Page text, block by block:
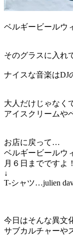
ベルギービールウ
そのグラスに入れ
ナイスな音楽はDJ
大人だけじゃなく
アイスクリームや
お店に戻って…
ベルギービールウ
月６日までですよ！
↓
T-シャツ…julien
今日はそんな異文
サブカルチャーや